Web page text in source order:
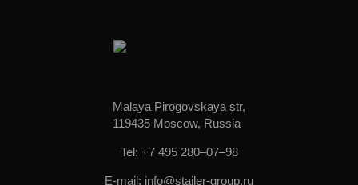
Malaya Pirogovskaya str,
119435 Moscow, Russia
Tel: +7 495 280–07–98
E-mail: info@stailer-group.ru